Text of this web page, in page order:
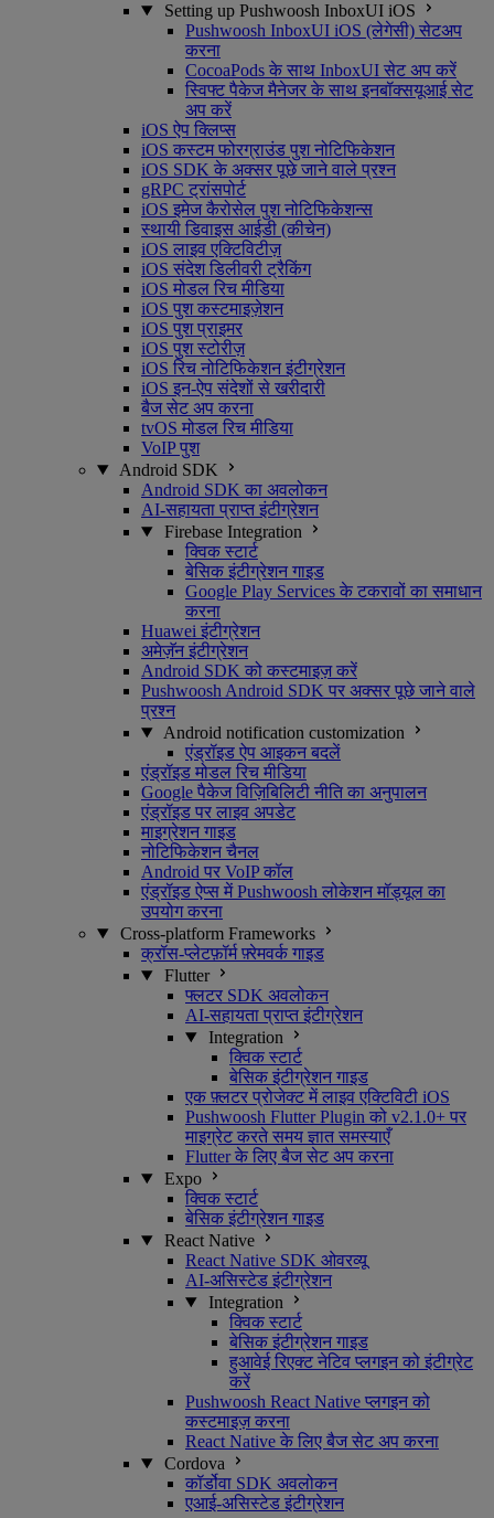
Setting up Pushwoosh InboxUI iOS
Pushwoosh InboxUI iOS (लेगेसी) सेटअप
करना
CocoaPods के साथ InboxUI सेट अप करें
स्विफ्ट पैकेज मैनेजर के साथ इनबॉक्सयूआई सेट
अप करें
iOS ऐप क्लिप्स
iOS कस्टम फोरग्राउंड पुश नोटिफिकेशन
iOS SDK के अक्सर पूछे जाने वाले प्रश्न
gRPC ट्रांसपोर्ट
iOS इमेज कैरोसेल पुश नोटिफिकेशन्स
स्थायी डिवाइस आईडी (कीचेन)
iOS लाइव एक्टिविटीज़
iOS संदेश डिलीवरी ट्रैकिंग
iOS मोडल रिच मीडिया
iOS पुश कस्टमाइज़ेशन
iOS पुश प्राइमर
iOS पुश स्टोरीज़
iOS रिच नोटिफिकेशन इंटीग्रेशन
iOS इन-ऐप संदेशों से खरीदारी
बैज सेट अप करना
tvOS मोडल रिच मीडिया
VoIP पुश
Android SDK
Android SDK का अवलोकन
AI-सहायता प्राप्त इंटीग्रेशन
Firebase Integration
क्विक स्टार्ट
बेसिक इंटीग्रेशन गाइड
Google Play Services के टकरावों का समाधान
करना
Huawei इंटीग्रेशन
अमेज़ॅन इंटीग्रेशन
Android SDK को कस्टमाइज़ करें
Pushwoosh Android SDK पर अक्सर पूछे जाने वाले
प्रश्न
Android notification customization
एंड्रॉइड ऐप आइकन बदलें
एंड्रॉइड मोडल रिच मीडिया
Google पैकेज विज़िबिलिटी नीति का अनुपालन
एंड्रॉइड पर लाइव अपडेट
माइग्रेशन गाइड
नोटिफिकेशन चैनल
Android पर VoIP कॉल
एंड्रॉइड ऐप्स में Pushwoosh लोकेशन मॉड्यूल का
उपयोग करना
Cross-platform Frameworks
क्रॉस-प्लेटफ़ॉर्म फ़्रेमवर्क गाइड
Flutter
फ्लटर SDK अवलोकन
AI-सहायता प्राप्त इंटीग्रेशन
Integration
क्विक स्टार्ट
बेसिक इंटीग्रेशन गाइड
एक फ़्लटर प्रोजेक्ट में लाइव एक्टिविटी iOS
Pushwoosh Flutter Plugin को v2.1.0+ पर
माइग्रेट करते समय ज्ञात समस्याएँ
Flutter के लिए बैज सेट अप करना
Expo
क्विक स्टार्ट
बेसिक इंटीग्रेशन गाइड
React Native
React Native SDK ओवरव्यू
AI-असिस्टेड इंटीग्रेशन
Integration
क्विक स्टार्ट
बेसिक इंटीग्रेशन गाइड
हुआवेई रिएक्ट नेटिव प्लगइन को इंटीग्रेट
करें
Pushwoosh React Native प्लगइन को
कस्टमाइज़ करना
React Native के लिए बैज सेट अप करना
Cordova
कॉर्डोवा SDK अवलोकन
एआई-असिस्टेड इंटीग्रेशन